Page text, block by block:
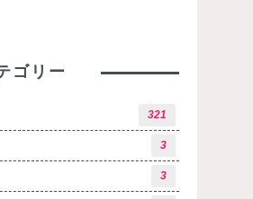
ゴリー
321
3
3